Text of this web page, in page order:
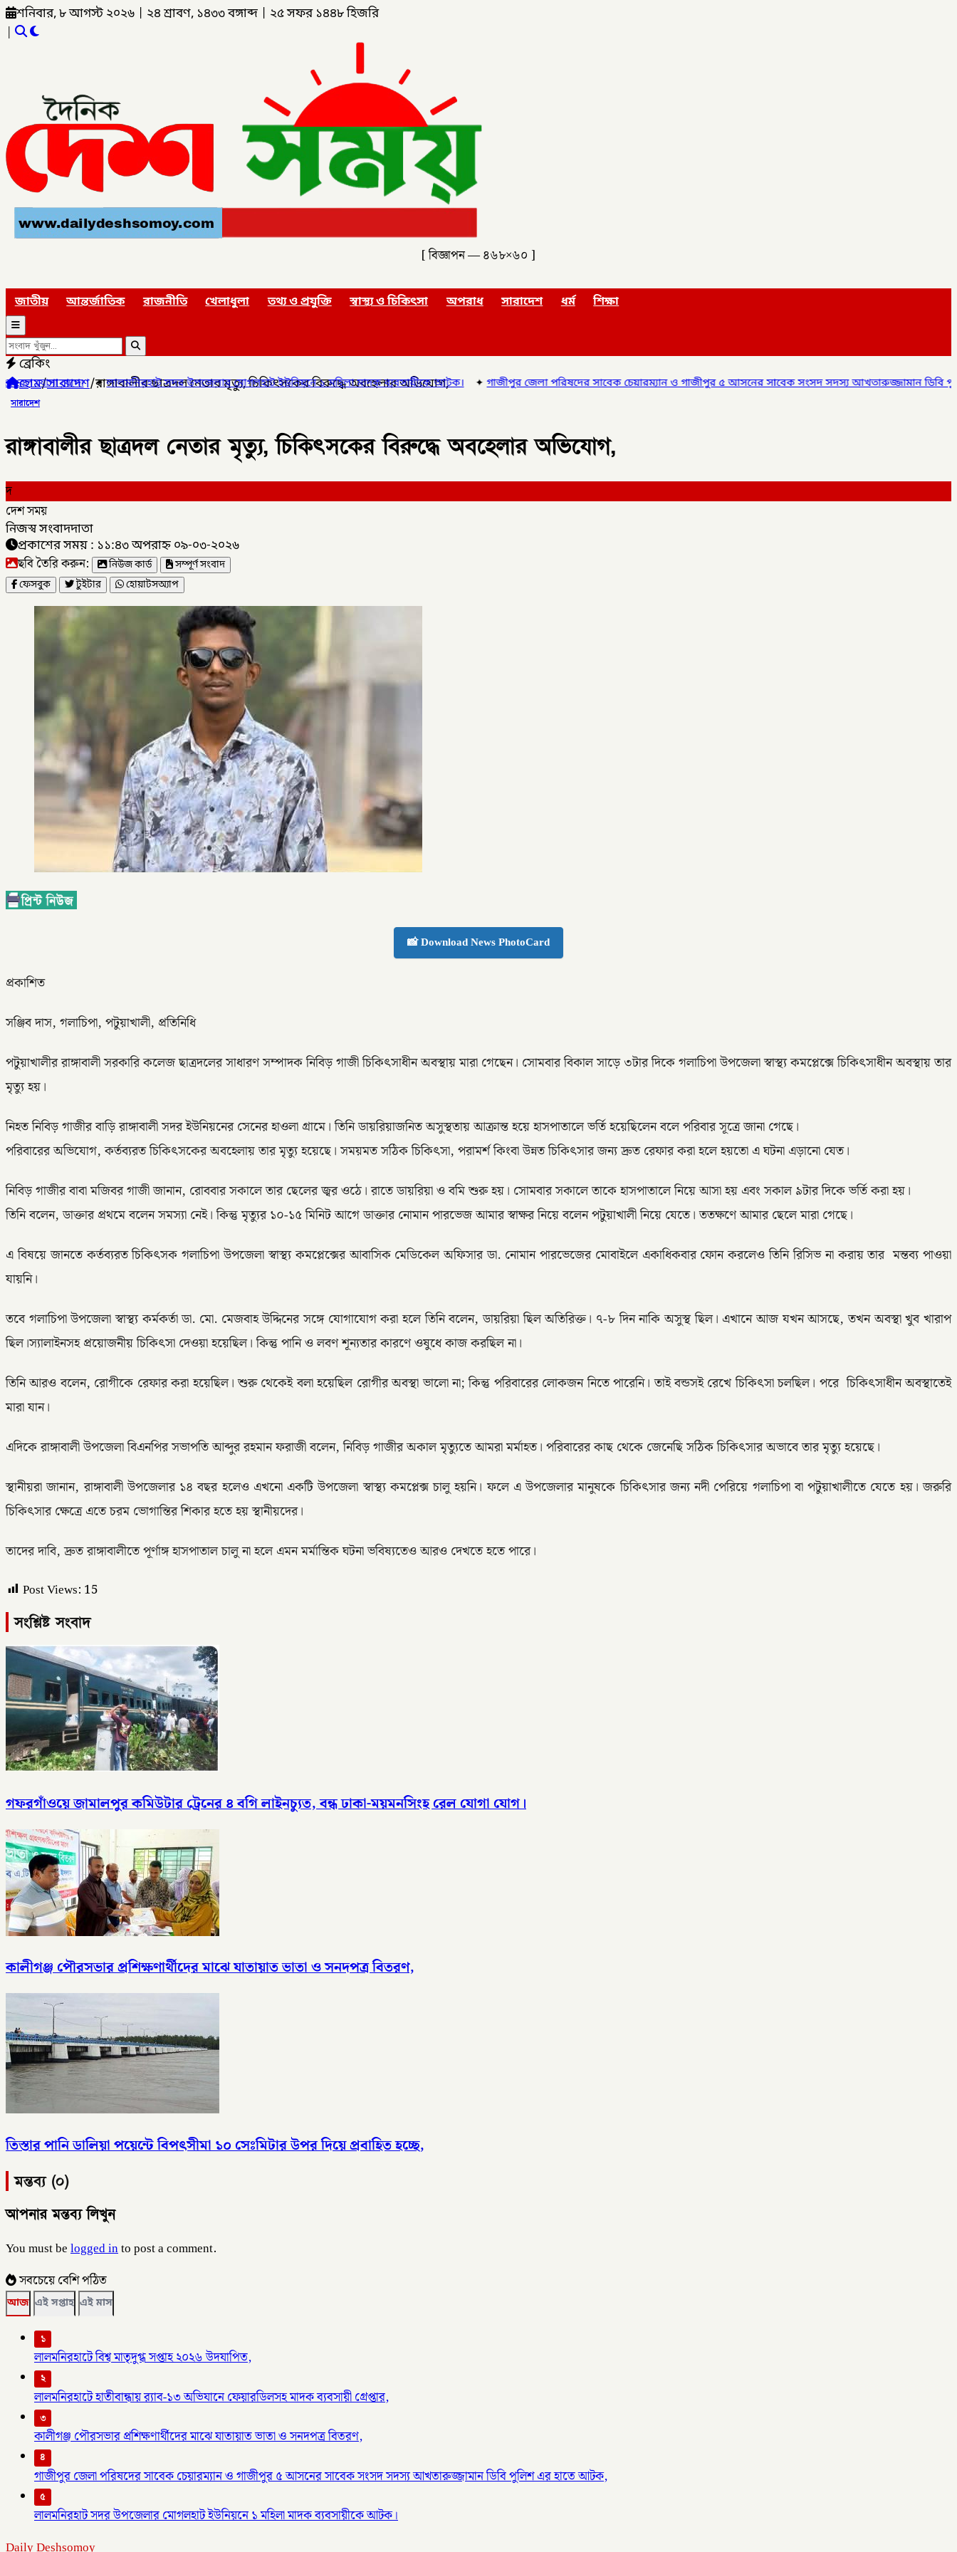
শনিবার, ৮ আগস্ট ২০২৬ ২৪ শ্রাবণ, ১৪৩৩ বঙ্গাব্দ ২৫ সফর ১৪৪৮ হিজরি
|
[ বিজ্ঞাপন — ৪৬৮×৬০ ]
জাতীয় আন্তর্জাতিক রাজনীতি খেলাধুলা তথ্য ও প্রযুক্তি স্বাস্থ্য ও চিকিৎসা অপরাধ সারাদেশ ধর্ম শিক্ষা
ব্রেকিং
লালমনিরহাট সদর উপজেলার মোগলহাট ইউনিয়নে ১ মহিলা মাদক ব্যবসায়ীকে আটক।✦গাজীপুর জেলা পরিষদের সাবেক চেয়ারম্যান ও গাজীপুর ৫ আসনের সাবেক সংসদ সদস্য আখতারুজ্জামান ডিবি পুলিশ এর হাতে আটক,
হোম/সারাদেশ/রাঙ্গাবালীর ছাত্রদল নেতার মৃত্যু, চিকিৎসকের বিরুদ্ধে অবহেলার অভিযোগ,
সারাদেশ
রাঙ্গাবালীর ছাত্রদল নেতার মৃত্যু, চিকিৎসকের বিরুদ্ধে অবহেলার অভিযোগ,
দ
দেশ সময়
নিজস্ব সংবাদদাতা
প্রকাশের সময় : ১১:৪৩ অপরাহ্ন ০৯-০৩-২০২৬
ছবি তৈরি করুন: নিউজ কার্ড
সম্পূর্ণ সংবাদ
ফেসবুক
টুইটার হোয়াটসঅ্যাপ
📸 Download News PhotoCard
প্রকাশিত
সঞ্জিব দাস, গলাচিপা, পটুয়াখালী, প্রতিনিধি
পটুয়াখালীর রাঙ্গাবালী সরকারি কলেজ ছাত্রদলের সাধারণ সম্পাদক নিবিড় গাজী চিকিৎসাধীন অবস্থায় মারা গেছেন। সোমবার বিকাল সাড়ে ৩টার দিকে গলাচিপা উপজেলা স্বাস্থ্য কমপ্লেক্সে চিকিৎসাধীন অবস্থায় তার
মৃত্যু হয়।
নিহত নিবিড় গাজীর বাড়ি রাঙ্গাবালী সদর ইউনিয়নের সেনের হাওলা গ্রামে। তিনি ডায়রিয়াজনিত অসুস্থতায় আক্রান্ত হয়ে হাসপাতালে ভর্তি হয়েছিলেন বলে পরিবার সূত্রে জানা গেছে।
পরিবারের অভিযোগ, কর্তব্যরত চিকিৎসকের অবহেলায় তার মৃত্যু হয়েছে। সময়মত সঠিক চিকিৎসা, পরামর্শ কিংবা উন্নত চিকিৎসার জন্য দ্রুত রেফার করা হলে হয়তো এ ঘটনা এড়ানো যেত।
নিবিড় গাজীর বাবা মজিবর গাজী জানান, রোববার সকালে তার ছেলের জ্বর ওঠে। রাতে ডায়রিয়া ও বমি শুরু হয়। সোমবার সকালে তাকে হাসপাতালে নিয়ে আসা হয় এবং সকাল ৯টার দিকে ভর্তি করা হয়।
তিনি বলেন, ডাক্তার প্রথমে বলেন সমস্যা নেই। কিন্তু মৃত্যুর ১০-১৫ মিনিট আগে ডাক্তার নোমান পারভেজ আমার স্বাক্ষর নিয়ে বলেন পটুয়াখালী নিয়ে যেতে। ততক্ষণে আমার ছেলে মারা গেছে।
এ বিষয়ে জানতে কর্তব্যরত চিকিৎসক গলাচিপা উপজেলা স্বাস্থ্য কমপ্লেক্সের আবাসিক মেডিকেল অফিসার ডা. নোমান পারভেজের মোবাইলে একাধিকবার ফোন করলেও তিনি রিসিভ না করায় তার মন্তব্য পাওয়া
যায়নি।
তবে গলাচিপা উপজেলা স্বাস্থ্য কর্মকর্তা ডা. মো. মেজবাহ উদ্দিনের সঙ্গে যোগাযোগ করা হলে তিনি বলেন, ডায়রিয়া ছিল অতিরিক্ত। ৭-৮ দিন নাকি অসুস্থ ছিল। এখানে আজ যখন আসছে, তখন অবস্থা খুব খারাপ
ছিল।স্যালাইনসহ প্রয়োজনীয় চিকিৎসা দেওয়া হয়েছিল। কিন্তু পানি ও লবণ শূন্যতার কারণে ওষুধে কাজ করছিল না।
তিনি আরও বলেন, রোগীকে রেফার করা হয়েছিল। শুরু থেকেই বলা হয়েছিল রোগীর অবস্থা ভালো না; কিন্তু পরিবারের লোকজন নিতে পারেনি। তাই বন্ডসই রেখে চিকিৎসা চলছিল। পরে চিকিৎসাধীন অবস্থাতেই
মারা যান।
এদিকে রাঙ্গাবালী উপজেলা বিএনপির সভাপতি আব্দুর রহমান ফরাজী বলেন, নিবিড় গাজীর অকাল মৃত্যুতে আমরা মর্মাহত। পরিবারের কাছ থেকে জেনেছি সঠিক চিকিৎসার অভাবে তার মৃত্যু হয়েছে।
স্থানীয়রা জানান, রাঙ্গাবালী উপজেলার ১৪ বছর হলেও এখনো একটি উপজেলা স্বাস্থ্য কমপ্লেক্স চালু হয়নি। ফলে এ উপজেলার মানুষকে চিকিৎসার জন্য নদী পেরিয়ে গলাচিপা বা পটুয়াখালীতে যেতে হয়। জরুরি
চিকিৎসার ক্ষেত্রে এতে চরম ভোগান্তির শিকার হতে হয় স্থানীয়দের।
তাদের দাবি, দ্রুত রাঙ্গাবালীতে পূর্ণাঙ্গ হাসপাতাল চালু না হলে এমন মর্মান্তিক ঘটনা ভবিষ্যতেও আরও দেখতে হতে পারে।
Post Views: 15
সংশ্লিষ্ট সংবাদ
গফরগাঁওয়ে জামালপুর কমিউটার ট্রেনের ৪ বগি লাইনচ্যুত, বন্ধ ঢাকা-ময়মনসিংহ রেল যোগা যোগ।
কালীগঞ্জ পৌরসভার প্রশিক্ষণার্থীদের মাঝে যাতায়াত ভাতা ও সনদপত্র বিতরণ,
তিস্তার পানি ডালিয়া পয়েন্টে বিপৎসীমা ১০ সেঃমিটার উপর দিয়ে প্রবাহিত হচ্ছে,
মন্তব্য (০)
আপনার মন্তব্য লিখুন
You must belogged into post a comment.
সবচেয়ে বেশি পঠিত
আজ এই সপ্তাহ এই মাস
১
লালমনিরহাটে বিশ্ব মাতৃদুগ্ধ সপ্তাহ ২০২৬ উদযাপিত,
২
লালমনিরহাটে হাতীবান্ধায় র‌্যাব-১৩ অভিযানে ফেয়ারডিলসহ মাদক ব্যবসায়ী গ্রেপ্তার,
৩
কালীগঞ্জ পৌরসভার প্রশিক্ষণার্থীদের মাঝে যাতায়াত ভাতা ও সনদপত্র বিতরণ,
৪
গাজীপুর জেলা পরিষদের সাবেক চেয়ারম্যান ও গাজীপুর ৫ আসনের সাবেক সংসদ সদস্য আখতারুজ্জামান ডিবি পুলিশ এর হাতে আটক,
৫
লালমনিরহাট সদর উপজেলার মোগলহাট ইউনিয়নে ১ মহিলা মাদক ব্যবসায়ীকে আটক।
Daily Deshsomoy